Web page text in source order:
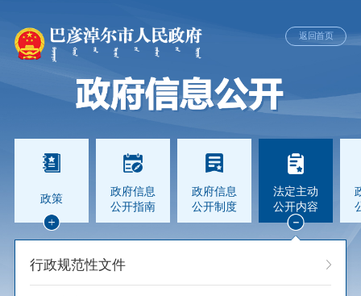
返回首页
政策
政府信息
公开指南
政府信息
公开制度
法定主动
公开内容
行政规范性文件